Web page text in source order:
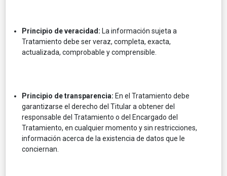
Principio de veracidad: La información sujeta a
Tratamiento debe ser veraz, completa, exacta,
actualizada, comprobable y comprensible.
Principio de transparencia: En el Tratamiento debe
garantizarse el derecho del Titular a obtener del
responsable del Tratamiento o del Encargado del
Tratamiento, en cualquier momento y sin restricciones,
información acerca de la existencia de datos que le
conciernan.